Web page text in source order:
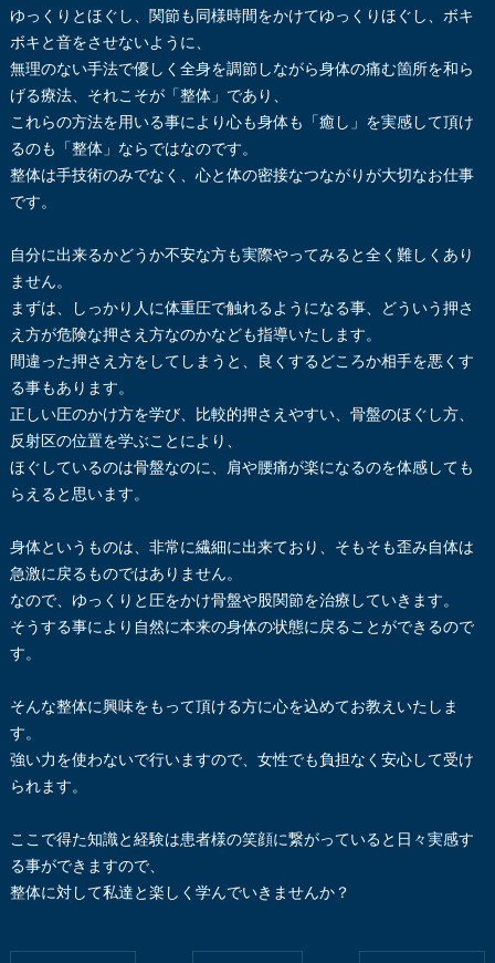
ゆっくりとほぐし、関節も同様時間をかけてゆっくりほぐし、ボキ
ボキと音をさせないように、
無理のない手法で優しく全身を調節しながら身体の痛む箇所を和ら
げる療法、それこそが「整体」であり、
これらの方法を用いる事により心も身体も「癒し」を実感して頂け
るのも「整体」ならではなのです。
整体は手技術のみでなく、心と体の密接なつながりが大切なお仕事
です。
自分に出来るかどうか不安な方も実際やってみると全く難しくあり
ません。
まずは、しっかり人に体重圧で触れるようになる事、どういう押さ
え方が危険な押さえ方なのかなども指導いたします。
間違った押さえ方をしてしまうと、良くするどころか相手を悪くす
る事もあります。
正しい圧のかけ方を学び、比較的押さえやすい、骨盤のほぐし方、
反射区の位置を学ぶことにより、
ほぐしているのは骨盤なのに、肩や腰痛が楽になるのを体感しても
らえると思います。
身体というものは、非常に繊細に出来ており、そもそも歪み自体は
急激に戻るものではありません。
なので、ゆっくりと圧をかけ骨盤や股関節を治療していきます。
そうする事により自然に本来の身体の状態に戻ることができるので
す。
そんな整体に興味をもって頂ける方に心を込めてお教えいたしま
す。
強い力を使わないで行いますので、女性でも負担なく安心して受け
られます。
ここで得た知識と経験は患者様の笑顔に繋がっていると日々実感す
る事ができますので、
整体に対して私達と楽しく学んでいきませんか？